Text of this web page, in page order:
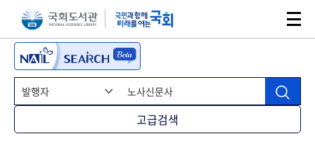
본문 바로가기주메뉴 바로가기
고급검색